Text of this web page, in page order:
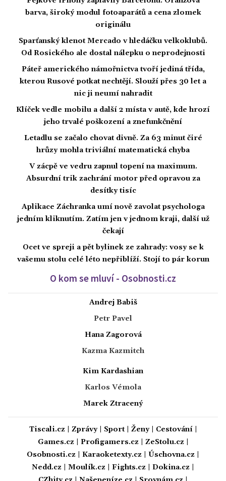
barva, široký modul fotoaparátů a cena zlomek
originálu
Sparťanský klenot Mercado v hledáčku velkoklubů.
Od Rosického ale dostal nálepku o neprodejnosti
Páteř amerického námořnictva tvoří jediná třída,
kterou Rusové potkat nechtějí. Slouží přes 30 let a
nic ji neumí nahradit
Klíček vedle mobilu a další 2 místa v autě, kde hrozí
jeho trvalé poškození a znefunkčnění
Letadlu se začalo chovat divně. Za 63 minut čiré
hrůzy mohla triviální matematická chyba
V zácpě ve vedru zapnul topení na maximum.
Absurdní trik zachrání motor před opravou za
desítky tisíc
Aplikace Záchranka umí nově zavolat psychologa
jedním kliknutím. Zatím jen v jednom kraji, další už
čekají
Ocet ve spreji a pět bylinek ze zahrady: vosy se k
vašemu stolu celé léto nepřiblíží. Stojí to pár korun
O kom se mluví - Osobnosti.cz
Andrej Babiš
Petr Pavel
Hana Zagorová
Kazma Kazmitch
Kim Kardashian
Karlos Vémola
Marek Ztracený
Tiscali.cz Zprávy| Sport| Ženy| Cestování|
Games.cz
Profigamers.cz ZeStolu.cz
Osobnosti.cz
Karaoketexty.cz Úschovna.cz
Nedd.cz
Moulík.cz Fights.cz Dokina.cz